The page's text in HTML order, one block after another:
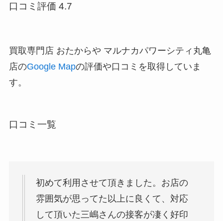
口コミ評価 4.7
買取専門店 おたからや マルナカパワーシティ丸亀
店のGoogle Mapの評価や口コミを取得していま
す。
口コミ一覧
初めて利用させて頂きました。お店の
雰囲気が思ってた以上に良くて、対応
して頂いた三嶋さんの接客が凄く好印